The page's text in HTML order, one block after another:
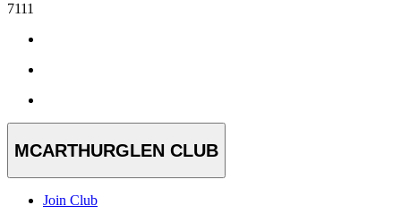
7111
MCARTHURGLEN CLUB
Join Club